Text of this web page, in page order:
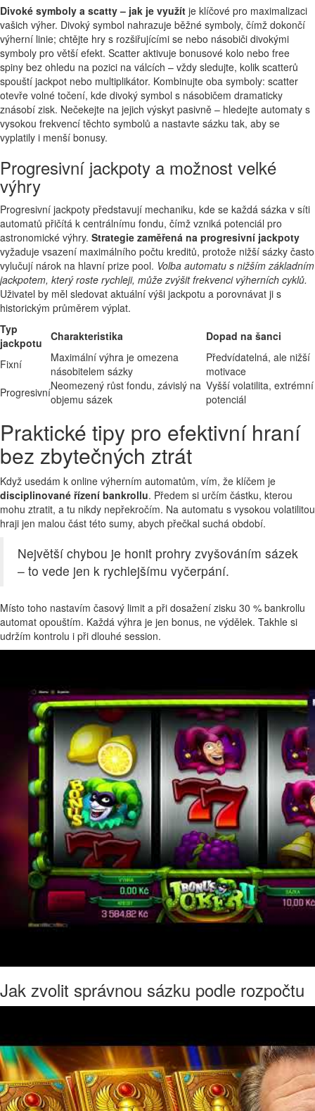
Divoké symboly a scatty – jak je využít je klíčové pro maximalizaci
vašich výher. Divoký symbol nahrazuje běžné symboly, čímž dokončí
výherní linie; chtějte hry s rozšiřujícími se nebo násobiči divokými
symboly pro větší efekt. Scatter aktivuje bonusové kolo nebo free
spiny bez ohledu na pozici na válcích – vždy sledujte, kolik scatterů
spouští jackpot nebo multiplikátor. Kombinujte oba symboly: scatter
otevře volné točení, kde divoký symbol s násobičem dramaticky
znásobí zisk. Nečekejte na jejich výskyt pasivně – hledejte automaty s
vysokou frekvencí těchto symbolů a nastavte sázku tak, aby se
vyplatily i menší bonusy.
Progresivní jackpoty a možnost velké
výhry
Progresivní jackpoty představují mechaniku, kde se každá sázka v síti
automatů přičítá k centrálnímu fondu, čímž vzniká potenciál pro
astronomické výhry. Strategie zaměřená na progresivní jackpoty
vyžaduje vsazení maximálního počtu kreditů, protože nižší sázky často
vylučují nárok na hlavní prize pool. Volba automatu s nižším základním
jackpotem, který roste rychleji, může zvýšit frekvenci výherních cyklů.
Uživatel by měl sledovat aktuální výši jackpotu a porovnávat ji s
historickým průměrem výplat.
Typ
jackpotu
Charakteristika
Dopad na šanci
Fixní
Maximální výhra je omezena
násobitelem sázky
Předvídatelná, ale nižší
motivace
ProgresivníNeomezený růst fondu, závislý na
objemu sázek
Vyšší volatilita, extrémní
potenciál
Praktické tipy pro efektivní hraní
bez zbytečných ztrát
Když usedám k online výherním automatům, vím, že klíčem je
disciplinované řízení bankrollu. Předem si určím částku, kterou
mohu ztratit, a tu nikdy nepřekročím. Na automatu s vysokou volatilitou
hraji jen malou část této sumy, abych přečkal suchá období.
Největší chybou je honit prohry zvyšováním sázek
– to vede jen k rychlejšímu vyčerpání.
Místo toho nastavím časový limit a při dosažení zisku 30 % bankrollu
automat opouštím. Každá výhra je jen bonus, ne výdělek. Takhle si
udržím kontrolu i při dlouhé session.
Jak zvolit správnou sázku podle rozpočtu